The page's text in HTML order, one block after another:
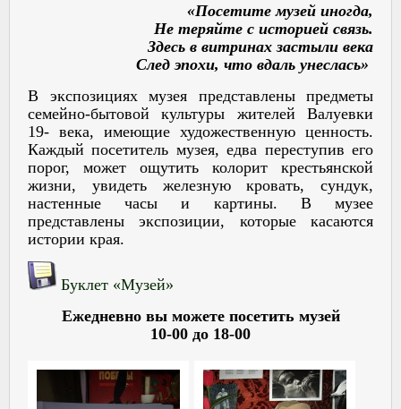
«Посетите музей иногда,
Не теряйте с историей связь.
Здесь в витринах застыли века
След эпохи, что вдаль унеслась»
В экспозициях музея представлены предметы
семейно-бытовой культуры жителей Валуевки
19- века, имеющие художественную ценность.
Каждый посетитель музея, едва переступив его
порог, может ощутить колорит крестьянской
жизни, увидеть железную кровать, сундук,
настенные часы и картины. В музее
представлены экспозиции, которые касаются
истории края.
Буклет «Музей»
Ежедневно вы можете посетить музей
10-00 до 18-00